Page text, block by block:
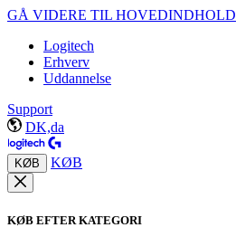
GÅ VIDERE TIL HOVEDINDHOLD
Logitech
Erhverv
Uddannelse
Support
DK,da
KØB KØB
KØB EFTER KATEGORI